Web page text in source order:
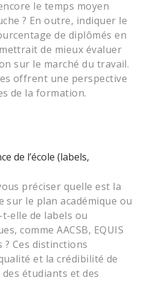
le temps moyen
? En outre, indiquer le
de diplômés en
de mieux évaluer
sur le marché du travail.
offrent une perspective
de la formation.
de l’école (labels,
préciser quelle est la
sur le plan académique ou
elle de labels ou
comme AACSB, EQUIS
Ces distinctions
et la crédibilité de
étudiants et des